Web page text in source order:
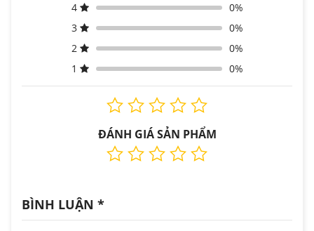
4
0%
3
0%
2
0%
1
0%
ĐÁNH GIÁ SẢN PHẨM
BÌNH LUẬN *